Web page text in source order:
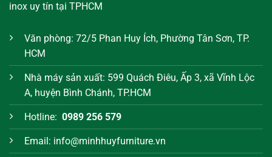
inox uy tín tại TPHCM
Văn phòng: 72/5 Phan Huy Ích, Phường Tân Sơn, TP.
HCM
Nhà máy sản xuất: 599 Quách Điêu, Ấp 3, xã Vĩnh Lộc
A, huyện Bình Chánh, TP.HCM
Hotline: 0989 256 579
Email: info@minhhuyfurniture.vn